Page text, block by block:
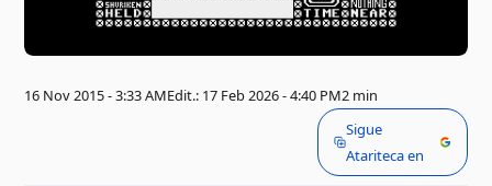
16 Nov 2015 - 3:33 AMEdit.: 17 Feb 2026 - 4:40 PM2 min
Sigue
Atariteca en